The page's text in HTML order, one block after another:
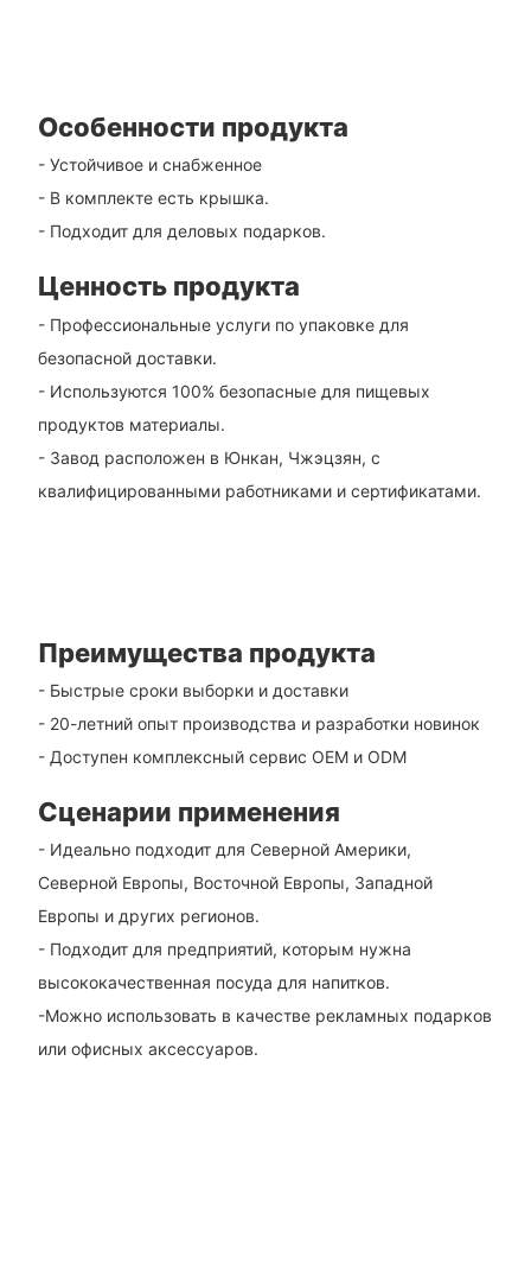
Особенности продукта
- Устойчивое и снабженное
- В комплекте есть крышка.
- Подходит для деловых подарков.
Ценность продукта
- Профессиональные услуги по упаковке для
безопасной доставки.
- Используются 100% безопасные для пищевых
продуктов материалы.
- Завод расположен в Юнкан, Чжэцзян, с
квалифицированными работниками и сертификатами.
Преимущества продукта
- Быстрые сроки выборки и доставки
- 20-летний опыт производства и разработки новинок
- Доступен комплексный сервис OEM и ODM
Сценарии применения
- Идеально подходит для Северной Америки,
Северной Европы, Восточной Европы, Западной
Европы и других регионов.
- Подходит для предприятий, которым нужна
высококачественная посуда для напитков.
-Можно использовать в качестве рекламных подарков
или офисных аксессуаров.